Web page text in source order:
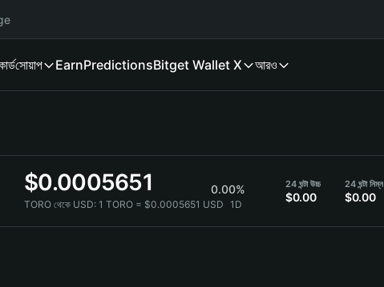
সোয়াপ EarnPredictionsBitget Wallet X আরও
$0.0005651 0.00%
TORO থেকে USD: 1 TORO = $0.0005651 USD 1D
24 ঘন্টা উচ্চ
$0.00
24 ঘন্টা নিম্ন
$0.00